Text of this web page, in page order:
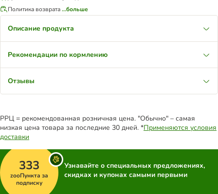
Политика возврата...больше
Описание продукта
Рекомендации по кормлению
Отзывы
РРЦ = рекомендованная розничная цена. "Обычно" – самая
низкая цена товара за последние 30 дней. *Применяются условия
доставки
333
zooПункта за
подписку
Узнавайте о специальных предложениях,
скидках и купонах самыми первыми